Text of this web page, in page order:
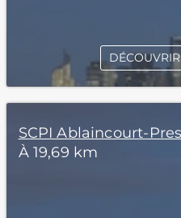
SCPI Ablaincourt-
À 19,69 km